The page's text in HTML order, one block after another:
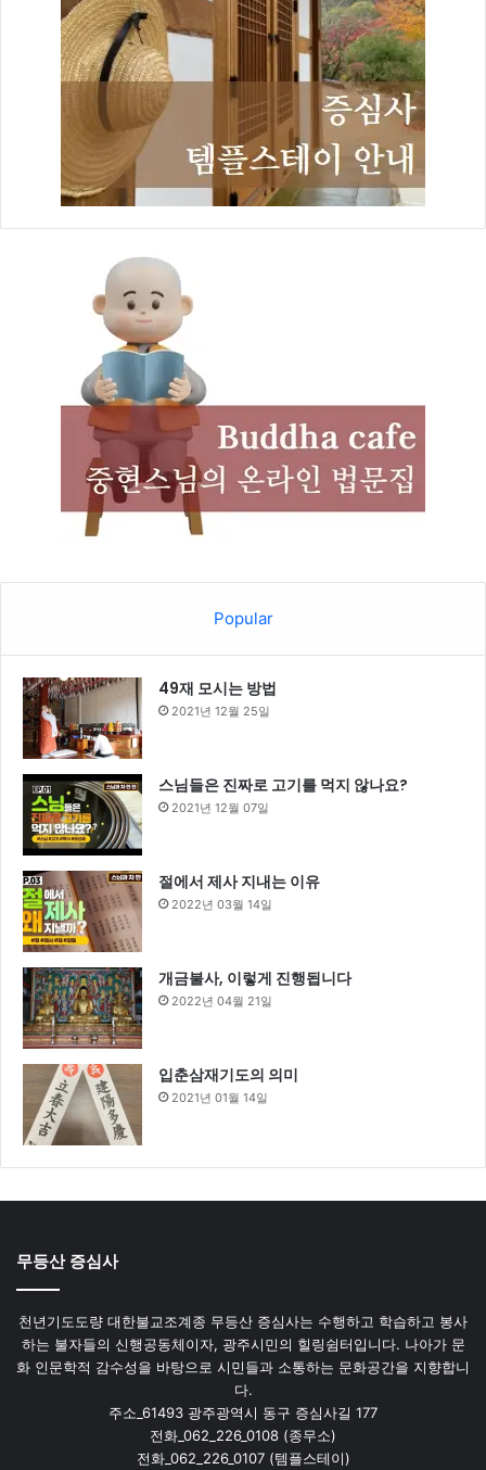
Popular
49재 모시는 방법
2021년 12월 25일
스님들은 진짜로 고기를 먹지 않나요?
2021년 12월 07일
절에서 제사 지내는 이유
2022년 03월 14일
개금불사, 이렇게 진행됩니다
2022년 04월 21일
입춘삼재기도의 의미
2021년 01월 14일
무등산 증심사
천년기도도량 대한불교조계종 무등산 증심사는 수행하고 학습하고 봉사
하는 불자들의 신행공동체이자, 광주시민의 힐링쉼터입니다. 나아가 문
화 인문학적 감수성을 바탕으로 시민들과 소통하는 문화공간을 지향합니
다.
주소_61493 광주광역시 동구 증심사길 177
전화_062_226_0108 (종무소)
전화_062_226_0107 (템플스테이)